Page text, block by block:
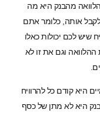
מהבנק היא מה
אותה, כלומר אתם
שיש לכם יכולות כאלו
וגם את זו לא
היא קודם כל להרוויח
היא לא מתן של כסף